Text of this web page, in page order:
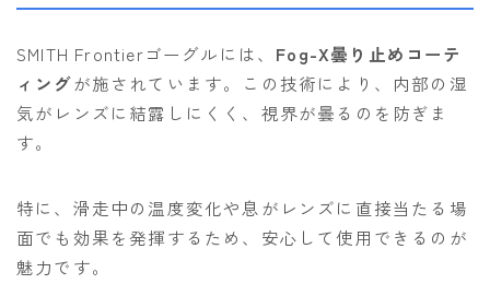
SMITH Frontierゴーグルには、 Fog-X曇り止めコーテ
ィングが施されています。この技術により、内部の湿
気がレンズに結露しにくく、視界が曇るのを防ぎま
す。
特に、滑走中の温度変化や息がレンズに直接当たる場
面でも効果を発揮するため、安心して使用できるのが
魅力です。